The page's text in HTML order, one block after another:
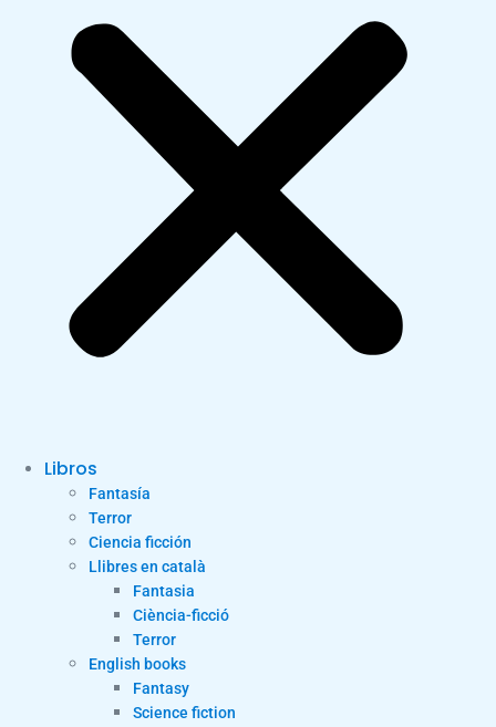
Libros
Fantasía
Terror
Ciencia ficción
Llibres en català
Fantasia
Ciència-ficció
Terror
English books
Fantasy
Science fiction